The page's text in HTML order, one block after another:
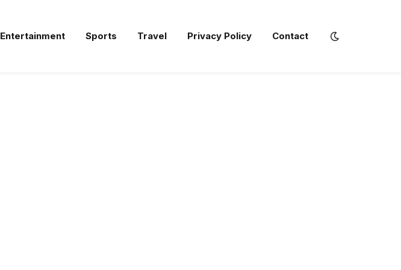
Entertainment Sports Travel Privacy Policy Contact